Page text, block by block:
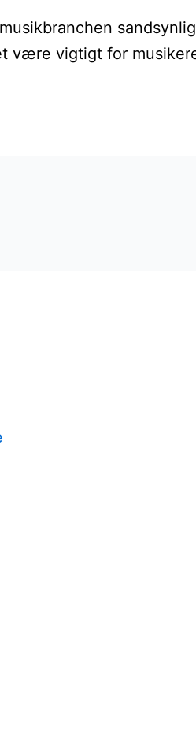
være vigtigt for